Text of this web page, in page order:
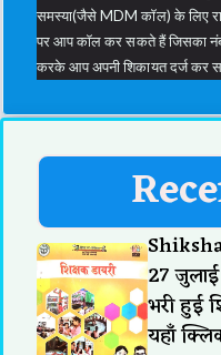
समस्या(जैसे MDM कॉल) के लिए
पर आप कॉल कर सकते हैं जिसका
करके आप अपनी शिकायत दर्ज कर
27
भरी हुई
यहाँ